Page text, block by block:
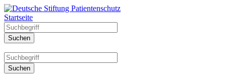
Startseite